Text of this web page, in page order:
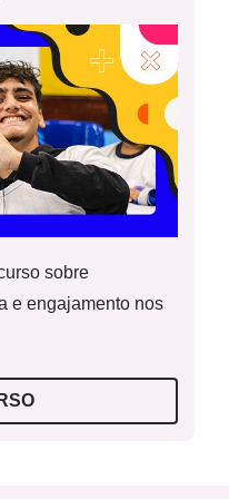
sobre
e engajamento nos